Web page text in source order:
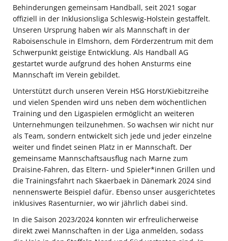
Behinderungen gemeinsam Handball, seit 2021 sogar
offiziell in der Inklusionsliga Schleswig-Holstein gestaffelt.
Unseren Ursprung haben wir als Mannschaft in der
Raboisenschule in Elmshorn, dem Förderzentrum mit dem
Schwerpunkt geistige Entwicklung. Als Handball AG
gestartet wurde aufgrund des hohen Ansturms eine
Mannschaft im Verein gebildet.
Unterstützt durch unseren Verein HSG Horst/Kiebitzreihe
und vielen Spenden wird uns neben dem wöchentlichen
Training und den Ligaspielen ermöglicht an weiteren
Unternehmungen teilzunehmen. So wachsen wir nicht nur
als Team, sondern entwickelt sich jede und jeder einzelne
weiter und findet seinen Platz in er Mannschaft. Der
gemeinsame Mannschaftsausflug nach Marne zum
Draisine-Fahren, das Eltern- und Spieler*innen Grillen und
die Trainingsfahrt nach Skaerbaek in Dänemark 2024 sind
nennenswerte Beispiel dafür. Ebenso unser ausgerichtetes
inklusives Rasenturnier, wo wir jährlich dabei sind.
In die Saison 2023/2024 konnten wir erfreulicherweise
direkt zwei Mannschaften in der Liga anmelden, sodass